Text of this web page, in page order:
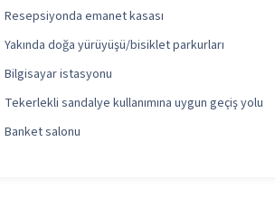
Resepsiyonda emanet kasası
Yakında doğa yürüyüşü/bisiklet parkurları
Bilgisayar istasyonu
Tekerlekli sandalye kullanımına uygun geçiş yolu
Banket salonu